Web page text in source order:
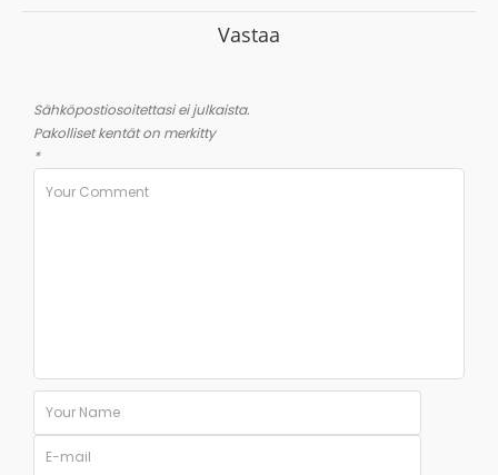
Vastaa
Sähköpostiosoitettasi ei julkaista.
Pakolliset kentät on merkitty
*